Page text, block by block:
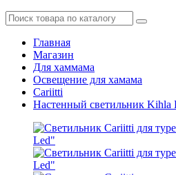
Главная
Магазин
Для хаммама
Освещение для хамама
Cariitti
Настенный светильник Kihla